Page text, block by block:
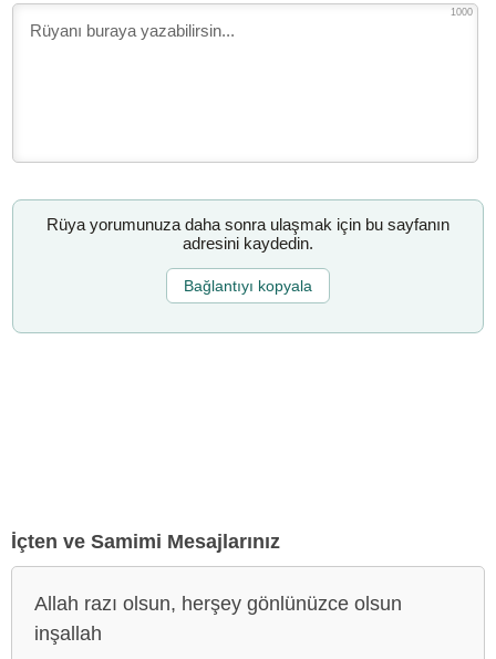
1000
Rüya yorumunuza daha sonra ulaşmak için bu sayfanın
adresini kaydedin.
Bağlantıyı kopyala
İçten ve Samimi Mesajlarınız
Allah razı olsun, herşey gönlünüzce olsun
inşallah